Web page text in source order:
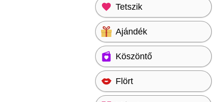
Tetszik
Ajándék
Köszöntő
Flört